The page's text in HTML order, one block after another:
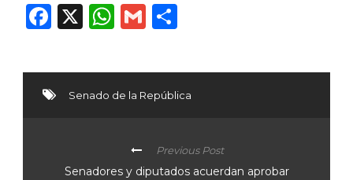
Facebook
X WhatsApp
Gmail
Senado de la República
Previous Post
Senadores y diputados acuerdan aprobar